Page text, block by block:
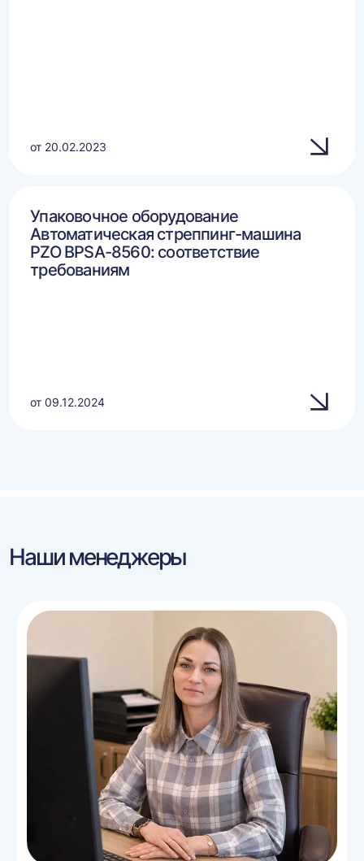
от 20.02.2023
Упаковочное оборудование
Автоматическая стреппинг-машина
PZO BPSA-8560: соответствие
требованиям
от 09.12.2024
Наши менеджеры